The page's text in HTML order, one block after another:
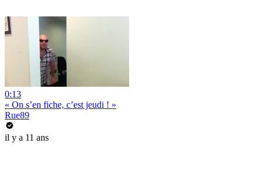
0:13
« On s’en fiche, c’est jeudi ! »
Rue89
il y a 11 ans